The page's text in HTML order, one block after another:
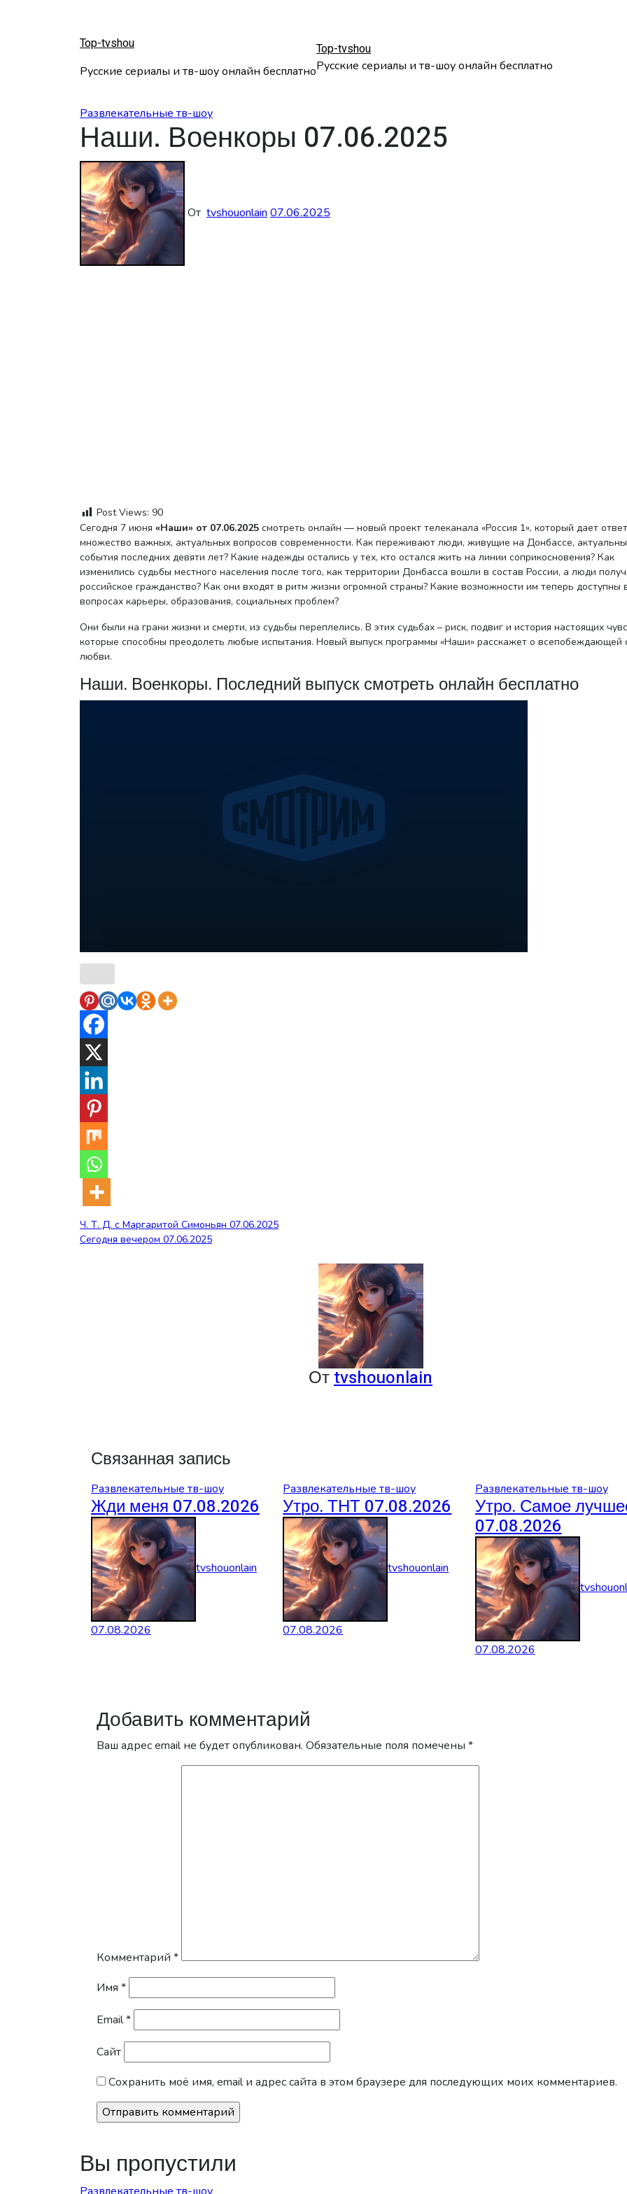
Top-tvshou
Русские сериалы и тв-шоу онлайн бесплатно
Top-tvshou
Русские сериалы и тв-шоу онлайн бесплатно
Развлекательные тв-шоу
Наши. Военкоры 07.06.2025
От tvshouonlain 07.06.2025
Post Views: 90
Сегодня 7 июня «Наши» от 07.06.2025 смотреть онлайн — новый проект телеканала «Россия 1», который дает
множество важных, актуальных вопросов современности. Как переживают люди, живущие на Донбассе,
события последних девяти лет? Какие надежды остались у тех, кто остался жить на линии соприкосновения? Как
изменились судьбы местного населения после того, как территории Донбасса вошли в состав России, а люди
российское гражданство? Как они входят в ритм жизни огромной страны? Какие возможности им теперь доступны
вопросах карьеры, образования, социальных проблем?
Они были на грани жизни и смерти, из судьбы переплелись. В этих судьбах – риск, подвиг и история настоящих
которые способны преодолеть любые испытания. Новый выпуск программы «Наши» расскажет о всепобеждающей
любви.
Наши. Военкоры. Последний выпуск смотреть онлайн бесплатно
Навигация
Ч. Т. Д. с Маргаритой Симоньян 07.06.2025
Сегодня вечером 07.06.2025
От tvshouonlain
Связанная запись
Развлекательные тв-шоу
Жди меня 07.08.2026
tvshouonlain
07.08.2026
Развлекательные тв-шоу
Утро. ТНТ 07.08.2026
tvshouonlain
07.08.2026
Развлекательные тв-шоу
Утро. Самое
07.08.2026
07.08.2026
Добавить комментарий
Ваш адрес email не будет опубликован. Обязательные поля помечены *
Комментарий *
Имя *
Email*
Сайт
Сохранить моё имя, email и адрес сайта в этом браузере для последующих моих комментариев.
Вы пропустили